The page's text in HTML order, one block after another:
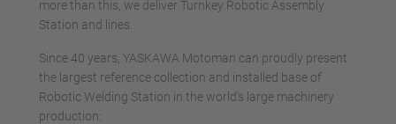
more than this, we deliver Turnkey Robotic Assembly
Station and lines.
Since 40 years, YASKAWA Motoman can proudly present
the largest reference collection and installed base of
Robotic Welding Station in the world's large machinery
production: